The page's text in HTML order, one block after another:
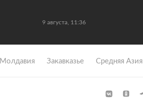
9 августа, 11:36
Молдавия Закавказье Средняя Азия